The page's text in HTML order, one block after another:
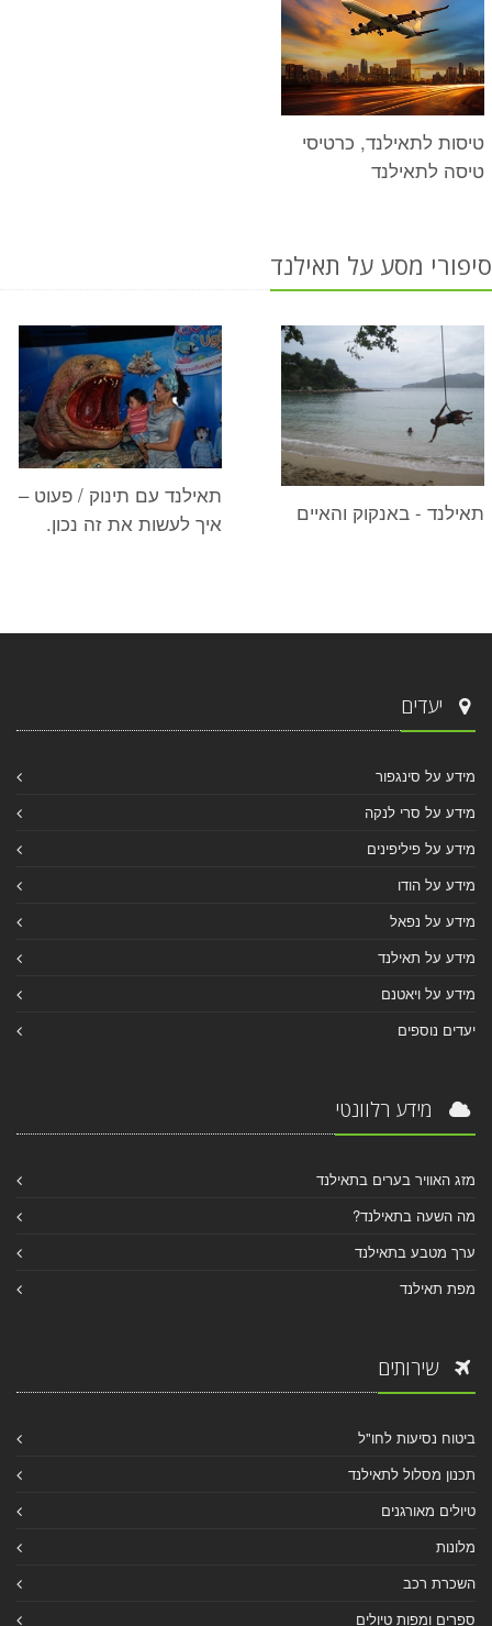
טיסות לתאילנד, כרטיסי
טיסה לתאילנד
סיפורי מסע על תאילנד
תאילנד - באנקוק והאיים
תאילנד עם תינוק / פעוט –
איך לעשות את זה נכון.
יעדים
מידע על סינגפור
מידע על סרי לנקה
מידע על פיליפינים
מידע על הודו
מידע על נפאל
מידע על תאילנד
מידע על ויאטנם
יעדים נוספים
מידע רלוונטי
מזג האוויר בערים בתאילנד
מה השעה בתאילנד?
ערך מטבע בתאילנד
מפת תאילנד
שירותים
ביטוח נסיעות לחו"ל
תכנון מסלול לתאילנד
טיולים מאורגנים
מלונות
השכרת רכב
ספרים ומפות טיולים